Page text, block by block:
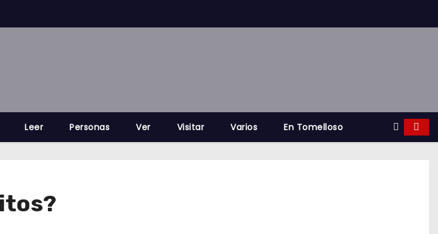
Leer Personas Ver Visitar Varios En Tomelloso